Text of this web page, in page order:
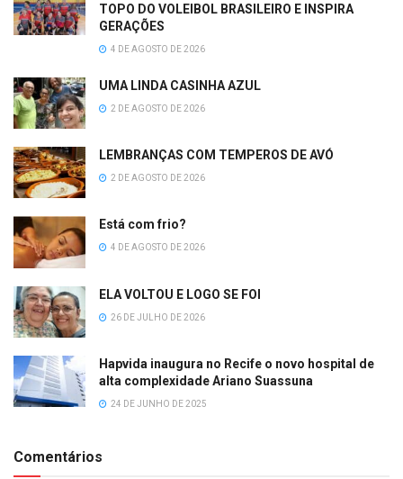
TOPO DO VOLEIBOL BRASILEIRO E INSPIRA
GERAÇÕES
4 DE AGOSTO DE 2026
UMA LINDA CASINHA AZUL
2 DE AGOSTO DE 2026
LEMBRANÇAS COM TEMPEROS DE AVÓ
2 DE AGOSTO DE 2026
Está com frio?
4 DE AGOSTO DE 2026
ELA VOLTOU E LOGO SE FOI
26 DE JULHO DE 2026
Hapvida inaugura no Recife o novo hospital de
alta complexidade Ariano Suassuna
24 DE JUNHO DE 2025
Comentários